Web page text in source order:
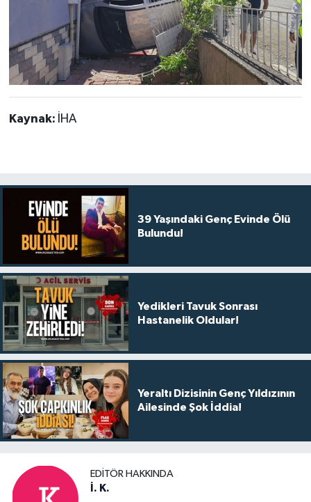
Kaynak: İHA
39 Yaşındaki Genç Evinde Ölü
Bulundu!
Yedikleri Tavuk Sonrası
Hastanelik Oldular!
Yeraltı Dizisinin Genç Yıldızının
Ailesinde Şok İddia!
EDITÖR HAKKINDA
İ. K.